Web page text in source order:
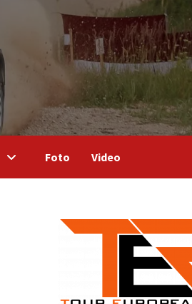
Foto Video